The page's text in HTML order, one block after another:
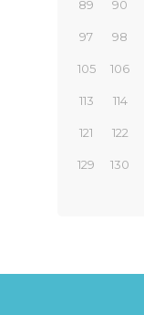
89 90
97 98
105 106
113 114
121 122
129 130